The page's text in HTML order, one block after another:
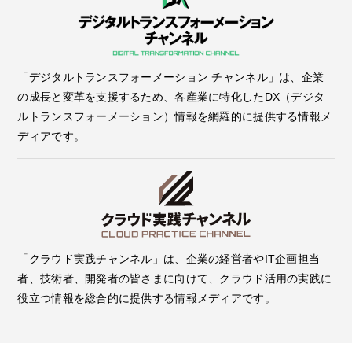
「デジタルトランスフォーメーション チャンネル」は、企業
の成長と変革を支援するため、各産業に特化したDX（デジタ
ルトランスフォーメーション）情報を網羅的に提供する情報メ
ディアです。
「クラウド実践チャンネル」は、企業の経営者やIT企画担当
者、技術者、開発者の皆さまに向けて、クラウド活用の実践に
役立つ情報を総合的に提供する情報メディアです。